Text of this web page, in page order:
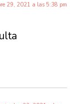
29, 2021 a las 5:38 pm